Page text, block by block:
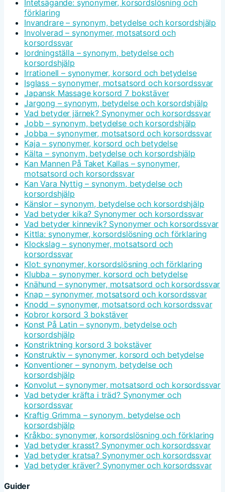
Intetsägande: synonymer, korsordslösning och
förklaring
Invandrare – synonym, betydelse och korsordshjälp
Involverad – synonymer, motsatsord och
korsordssvar
Iordningställa – synonym, betydelse och
korsordshjälp
Irrationell – synonymer, korsord och betydelse
Isglass – synonymer, motsatsord och korsordssvar
Japansk Massage korsord 7 bokstäver
Jargong – synonym, betydelse och korsordshjälp
Vad betyder järnek? Synonymer och korsordssvar
Jobb – synonym, betydelse och korsordshjälp
Jobba – synonymer, motsatsord och korsordssvar
Kaja – synonymer, korsord och betydelse
Kälta – synonym, betydelse och korsordshjälp
Kan Mannen På Taket Kallas – synonymer,
motsatsord och korsordssvar
Kan Vara Nyttig – synonym, betydelse och
korsordshjälp
Känslor – synonym, betydelse och korsordshjälp
Vad betyder kika? Synonymer och korsordssvar
Vad betyder kinnevik? Synonymer och korsordssvar
Kittla: synonymer, korsordslösning och förklaring
Klockslag – synonymer, motsatsord och
korsordssvar
Klot: synonymer, korsordslösning och förklaring
Klubba – synonymer, korsord och betydelse
Knähund – synonymer, motsatsord och korsordssvar
Knap – synonymer, motsatsord och korsordssvar
Knodd – synonymer, motsatsord och korsordssvar
Kobror korsord 3 bokstäver
Konst På Latin – synonym, betydelse och
korsordshjälp
Konstriktning korsord 3 bokstäver
Konstruktiv – synonymer, korsord och betydelse
Konventioner – synonym, betydelse och
korsordshjälp
Konvolut – synonymer, motsatsord och korsordssvar
Vad betyder kräfta i träd? Synonymer och
korsordssvar
Kraftig Grimma – synonym, betydelse och
korsordshjälp
Kråkbo: synonymer, korsordslösning och förklaring
Vad betyder krasst? Synonymer och korsordssvar
Vad betyder kratsa? Synonymer och korsordssvar
Vad betyder kräver? Synonymer och korsordssvar
Guider